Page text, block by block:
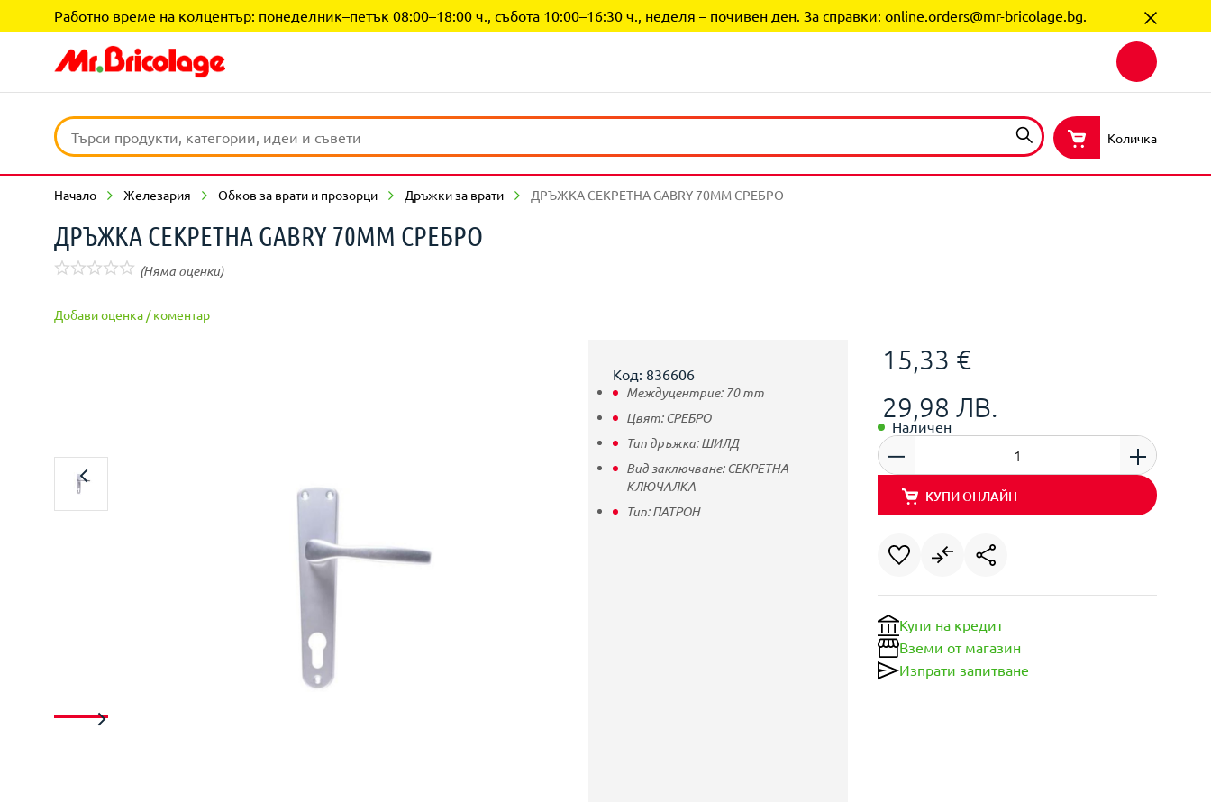
Работно време на колцентър: понеделник–петък 08:00–18:00 ч., събота 10:00–16:30 ч., неделя – почивен ден. За справки: online.orders@mr-bricolage.bg.
Количка
Начало Железария Обков за врати и прозорци Дръжки за врати ДРЪЖКА СЕКРЕТНА GABRY 70ММ СРЕБРО
ДРЪЖКА СЕКРЕТНА GABRY 70ММ СРЕБРО
(Няма оценки)
Добави оценка / коментар
15,33 €
29,98 ЛВ.
Наличен
КУПИ ОНЛАЙН
Купи на кредит
Вземи от магазин
Изпрати запитване
Код: 836606
Междуцентрие: 70mm
Цвят:СРЕБРО
Тип дръжка:ШИЛД
Вид заключване:СЕКРЕТНА
КЛЮЧАЛКА
Тип:ПАТРОН